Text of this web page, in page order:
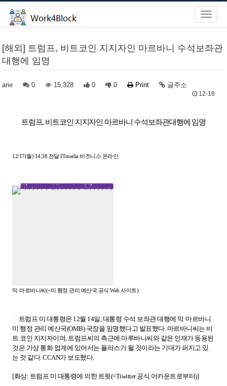
[해외] 트럼프, 비트코인 지지자인 마르바니 수석보좌관
대행에 임명
arie 0 15,328 0 0 Print 글주소
12-18
트럼프, 비트코인 지지자인 마르바니 수석보좌관대행에 임명
12/17(월) 14:38 전달 ITmedia 비즈니스 온라인
믹·마르바니씨(=미 행정 관리 예산국 공식 Web 사이트)
트럼프 미 대통령은 12월 14일, 대통령 수석 보좌관 대행에 믹·마르바니
미 행정 관리 예산국(OMB) 국장을 임명했다고 발표했다. 마르바니씨는 비
트 코인 지지자이며, 트럼프씨의 측근에 마루바니씨와 같은 인재가 등용된
것은 가상 통화 업계에 있어서는 플러스가 될 것이라는 기대가 퍼지고 있
는 것 같다. CCAN가 보도했다.
[화상: 트럼프 미 대통령에 의한 트윗(=Tiwitter 공식 어카운트로부터)]